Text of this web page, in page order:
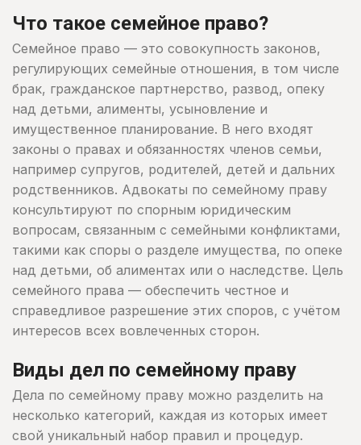
Что такое семейное право?
Семейное право — это совокупность законов,
регулирующих семейные отношения, в том числе
брак, гражданское партнерство, развод, опеку
над детьми, алименты, усыновление и
имущественное планирование. В него входят
законы о правах и обязанностях членов семьи,
например супругов, родителей, детей и дальних
родственников. Адвокаты по семейному праву
консультируют по спорным юридическим
вопросам, связанным с семейными конфликтами,
такими как споры о разделе имущества, по опеке
над детьми, об алиментах или о наследстве. Цель
семейного права — обеспечить честное и
справедливое разрешение этих споров, с учётом
интересов всех вовлеченных сторон.
Виды дел по семейному праву
Дела по семейному праву можно разделить на
несколько категорий, каждая из которых имеет
свой уникальный набор правил и процедур.